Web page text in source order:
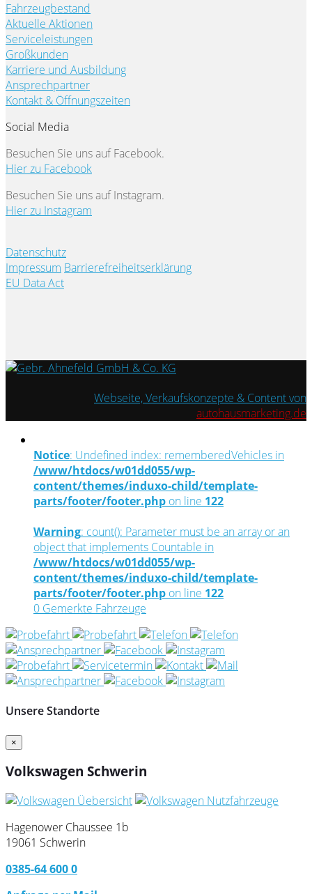
Fahrzeugbestand
Aktuelle Aktionen
Serviceleistungen
Großkunden
Karriere und Ausbildung
Ansprechpartner
Kontakt & Öffnungszeiten
Social Media
Besuchen Sie uns auf Facebook.
Hier zu Facebook
Besuchen Sie uns auf Instagram.
Hier zu Instagram
Datenschutz
Impressum Barrierefreiheitserklärung
EU Data Act
Webseite, Verkaufskonzepte & Content von
autohausmarketing.de
Notice: Undefined index: rememberedVehicles in
/www/htdocs/w01dd055/wp-
content/themes/induxo-child/template-
parts/footer/footer.php on line 122
Warning: count(): Parameter must be an array or an
object that implements Countable in
/www/htdocs/w01dd055/wp-
content/themes/induxo-child/template-
parts/footer/footer.php on line 122
0 Gemerkte Fahrzeuge
Unsere Standorte
×
Volkswagen Schwerin
Hagenower Chaussee 1b
19061 Schwerin
0385-64 600 0